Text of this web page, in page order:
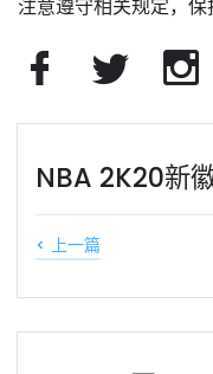
注意遵守相关规定，保
NBA 2K20新
< 上一篇